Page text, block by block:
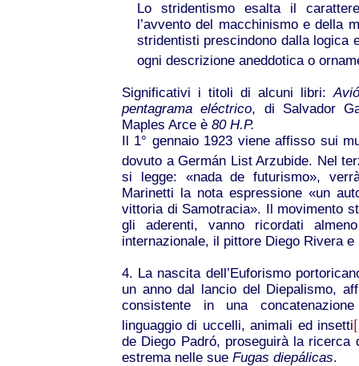
Lo stridentismo esalta il
l’avvento del macchinismo e della
stridentisti prescindono dalla logica
ogni descrizione aneddotica o
Significativi i titoli di alcuni libri:
pentagrama eléctrico, di Salvador
Maples Arce è 80 H.P.
Il 1° gennaio 1923 viene affisso sui
dovuto a Germán List Arzubide. Nel
si legge: «nada de futurismo»,
Marinetti la nota espressione «un
vittoria di Samotracia». Il movimento
gli aderenti, vanno ricordati
internazionale, il pittore Diego Rivera
4. La nascita dell’Euforismo
un anno dal lancio del Diepalismo,
consistente in una
linguaggio di uccelli, animali ed insetti
de Diego Padró, proseguirà la
estrema nelle sue Fugas diepálicas.